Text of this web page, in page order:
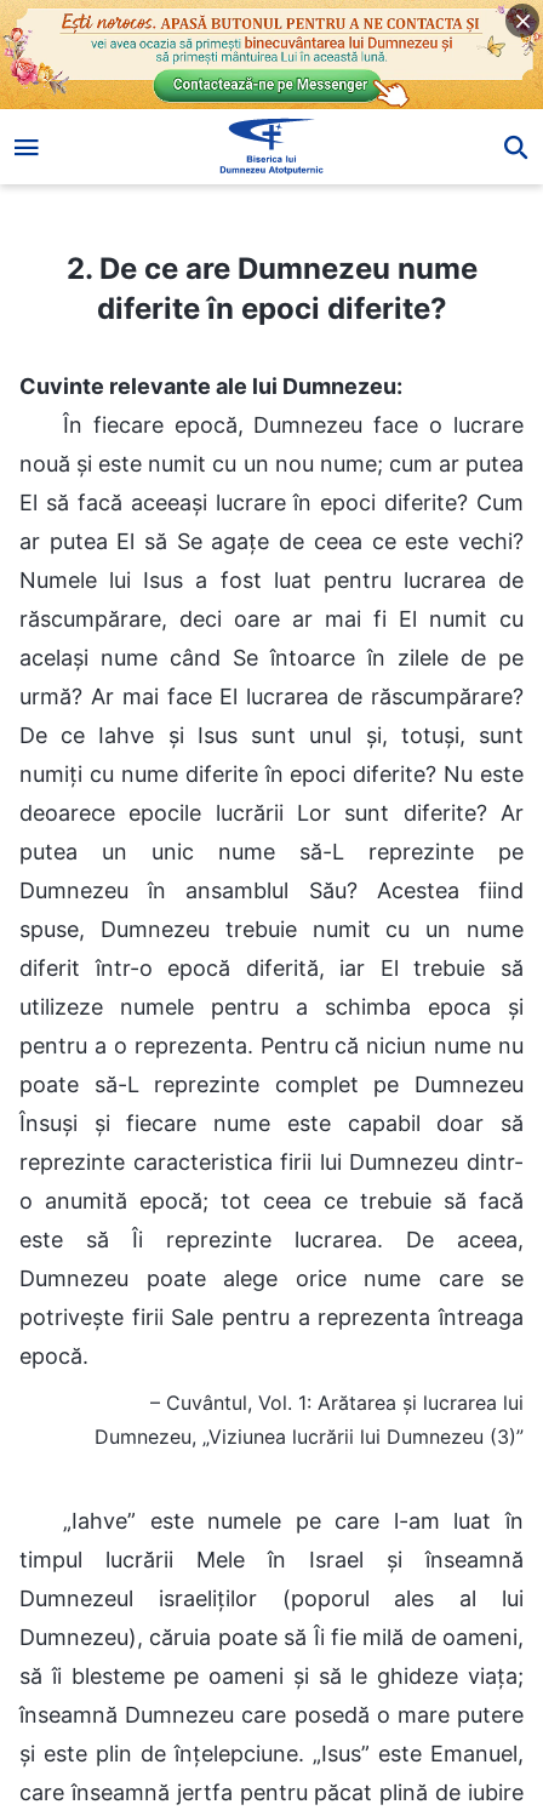
2. De ce are Dumnezeu nume diferite în epoci diferite?
2. De ce are Dumnezeu nume
diferite în epoci diferite?
Cuvinte relevante ale lui Dumnezeu:
În fiecare epocă, Dumnezeu face o lucrare
nouă și este numit cu un nou nume; cum ar putea
El să facă aceeași lucrare în epoci diferite? Cum
ar putea El să Se agațe de ceea ce este vechi?
Numele lui Isus a fost luat pentru lucrarea de
răscumpărare, deci oare ar mai fi El numit cu
același nume când Se întoarce în zilele de pe
urmă? Ar mai face El lucrarea de răscumpărare?
De ce Iahve și Isus sunt unul și, totuși, sunt
numiți cu nume diferite în epoci diferite? Nu este
deoarece epocile lucrării Lor sunt diferite? Ar
putea un unic nume să-L reprezinte pe
Dumnezeu în ansamblul Său? Acestea fiind
spuse, Dumnezeu trebuie numit cu un nume
diferit într-o epocă diferită, iar El trebuie să
utilizeze numele pentru a schimba epoca și
pentru a o reprezenta. Pentru că niciun nume nu
poate să-L reprezinte complet pe Dumnezeu
Însuși și fiecare nume este capabil doar să
reprezinte caracteristica firii lui Dumnezeu dintr-
o anumită epocă; tot ceea ce trebuie să facă
este să Îi reprezinte lucrarea. De aceea,
Dumnezeu poate alege orice nume care se
potrivește firii Sale pentru a reprezenta întreaga
epocă.
– Cuvântul, Vol. 1: Arătarea și lucrarea lui
Dumnezeu, „Viziunea lucrării lui Dumnezeu (3)”
„Iahve” este numele pe care l-am luat în
timpul lucrării Mele în Israel și înseamnă
Dumnezeul israeliților (poporul ales al lui
Dumnezeu), căruia poate să Îi fie milă de oameni,
să îi blesteme pe oameni și să le ghideze viața;
înseamnă Dumnezeu care posedă o mare putere
și este plin de înțelepciune. „Isus” este Emanuel,
care înseamnă jertfa pentru păcat plină de iubire